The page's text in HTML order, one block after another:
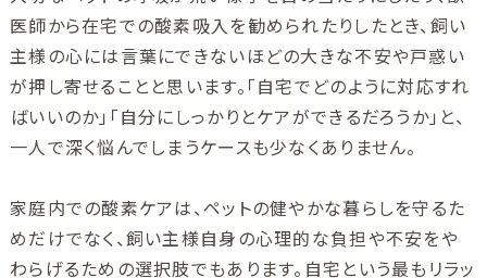
医師から在宅での酸素吸入を勧められたりしたとき、飼い
主様の心には言葉にできないほどの大きな不安や戸惑い
が押し寄せることと思います。「自宅でどのように対応すれ
ばいいのか」「自分にしっかりとケアができるだろうか」と、
一人で深く悩んでしまうケースも少なくありません。
家庭内での酸素ケアは、ペットの健やかな暮らしを守るた
めだけでなく、飼い主様自身の心理的な負担や不安をや
わらげるための選択肢でもあります。自宅という最もリラッ